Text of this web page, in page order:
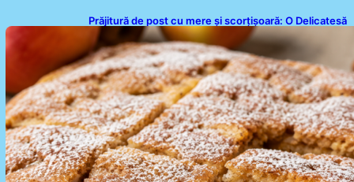
Prăjitură de post cu mere și scorțișoară: O Delicatesă
Dulce pentru Postul Adormirii Maicii Domnului